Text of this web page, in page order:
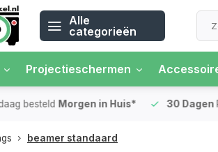
Alle
categorieën
Projectieschermen
besteldMorgen in Huis* 30 Dagen
beamer standaard